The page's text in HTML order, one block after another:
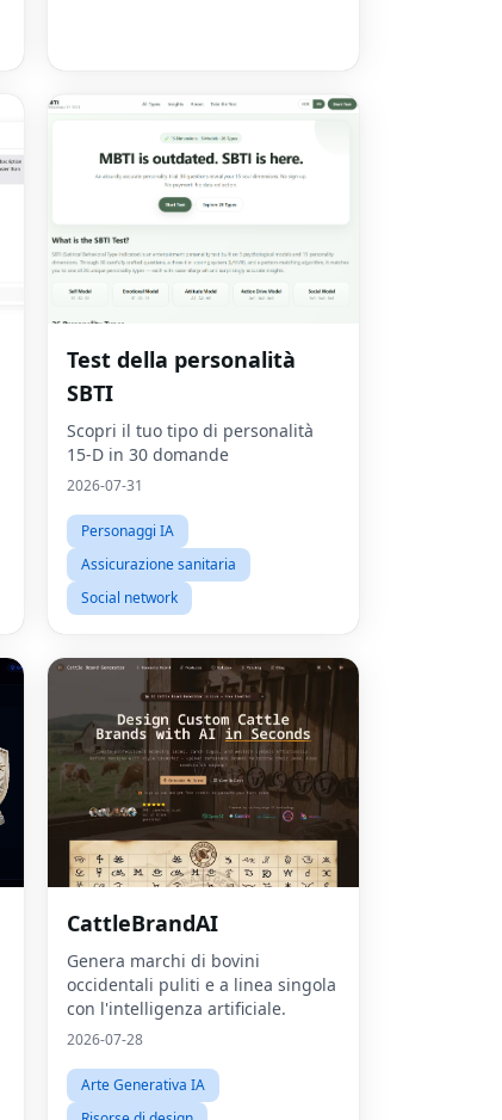
Test della personalità
SBTI
Scopri il tuo tipo di personalità
15-D in 30 domande
2026-07-31
Personaggi IA
Assicurazione sanitaria
Social network
CattleBrandAI
Genera marchi di bovini
occidentali puliti e a linea singola
con l'intelligenza artificiale.
2026-07-28
Arte Generativa IA